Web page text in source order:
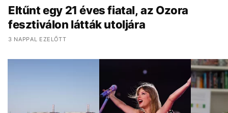
Eltűnt egy 21 éves fiatal, az Ozora
fesztiválon látták utoljára
3 NAPPAL EZELŐTT